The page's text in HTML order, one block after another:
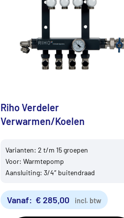
Riho Verdeler
Verwarmen/Koelen
Varianten: 2 t/m 15 groepen
Voor: Warmtepomp
Aansluiting: 3/4″ buitendraad
Vanaf: €285,00 incl. btw